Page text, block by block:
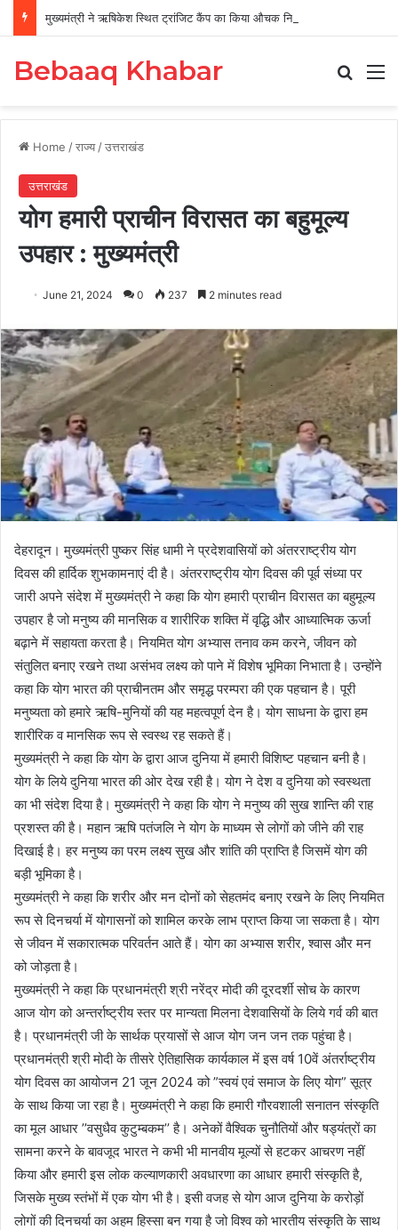
मुख्यमंत्री ने ऋषिकेश स्थित ट्रांजिट कैंप का किया औचक निरीक्षण
Bebaaq Khabar
Home /राज्य /उत्तराखंड
उत्तराखंड
योग हमारी प्राचीन विरासत का बहुमूल्य
उपहार : मुख्यमंत्री
June 21, 2024 0 237 2 minutes read
देहरादून। मुख्यमंत्री पुष्कर सिंह धामी ने प्रदेशवासियों को अंतरराष्ट्रीय योग
दिवस की हार्दिक शुभकामनाएं दी है। अंतरराष्ट्रीय योग दिवस की पूर्व संध्या पर
जारी अपने संदेश में मुख्यमंत्री ने कहा कि योग हमारी प्राचीन विरासत का बहुमूल्य
उपहार है जो मनुष्य की मानसिक व शारीरिक शक्ति में वृद्धि और आध्यात्मिक ऊर्जा
बढ़ाने में सहायता करता है। नियमित योग अभ्यास तनाव कम करने, जीवन को
संतुलित बनाए रखने तथा असंभव लक्ष्य को पाने में विशेष भूमिका निभाता है। उन्होंने
कहा कि योग भारत की प्राचीनतम और समृद्ध परम्परा की एक पहचान है। पूरी
मनुष्यता को हमारे ऋषि-मुनियों की यह महत्वपूर्ण देन है। योग साधना के द्वारा हम
शारीरिक व मानसिक रूप से स्वस्थ रह सकते हैं।
मुख्यमंत्री ने कहा कि योग के द्वारा आज दुनिया में हमारी विशिष्ट पहचान बनी है।
योग के लिये दुनिया भारत की ओर देख रही है। योग ने देश व दुनिया को स्वस्थता
का भी संदेश दिया है। मुख्यमंत्री ने कहा कि योग ने मनुष्य की सुख शान्ति की राह
प्रशस्त की है। महान ऋषि पतंजलि ने योग के माध्यम से लोगों को जीने की राह
दिखाई है। हर मनुष्य का परम लक्ष्य सुख और शांति की प्राप्ति है जिसमें योग की
बड़ी भूमिका है।
मुख्यमंत्री ने कहा कि शरीर और मन दोनों को सेहतमंद बनाए रखने के लिए नियमित
रूप से दिनचर्या में योगासनों को शामिल करके लाभ प्राप्त किया जा सकता है। योग
से जीवन में सकारात्मक परिवर्तन आते हैं। योग का अभ्यास शरीर, श्वास और मन
को जोड़ता है।
मुख्यमंत्री ने कहा कि प्रधानमंत्री श्री नरेंद्र मोदी की दूरदर्शी सोच के कारण
आज योग को अन्तर्राष्ट्रीय स्तर पर मान्यता मिलना देशवासियों के लिये गर्व की बात
है। प्रधानमंत्री जी के सार्थक प्रयासों से आज योग जन जन तक पहुंचा है।
प्रधानमंत्री श्री मोदी के तीसरे ऐतिहासिक कार्यकाल में इस वर्ष 10वें अंतर्राष्ट्रीय
योग दिवस का आयोजन 21 जून 2024 को ”स्वयं एवं समाज के लिए योग” सूत्र
के साथ किया जा रहा है। मुख्यमंत्री ने कहा कि हमारी गौरवशाली सनातन संस्कृति
का मूल आधार ’’वसुधैव कुटुम्बकम’’ है। अनेकों वैश्विक चुनौतियों और षड्यंत्रों का
सामना करने के बावजूद भारत ने कभी भी मानवीय मूल्यों से हटकर आचरण नहीं
किया और हमारी इस लोक कल्याणकारी अवधारणा का आधार हमारी संस्कृति है,
जिसके मुख्य स्तंभों में एक योग भी है। इसी वजह से योग आज दुनिया के करोड़ों
लोगों की दिनचर्या का अहम हिस्सा बन गया है जो विश्व को भारतीय संस्कृति के साथ